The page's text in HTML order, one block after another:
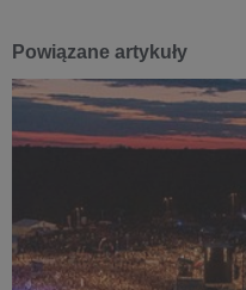
Powiązane artykuły